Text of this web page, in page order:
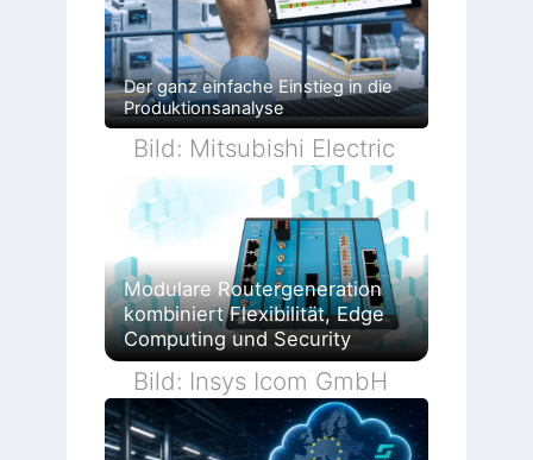
Der ganz einfache Einstieg in die
Produktionsanalyse
Bild: Mitsubishi Electric
Modulare Routergeneration
kombiniert Flexibilität, Edge
Computing und Security
Bild: Insys Icom GmbH